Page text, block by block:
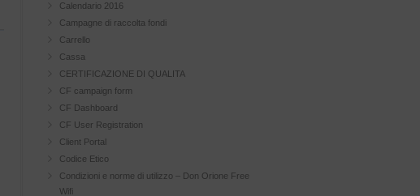
Calendario 2016
Campagne di raccolta fondi
Carrello
Cassa
CERTIFICAZIONE DI QUALITA
CF campaign form
CF Dashboard
CF User Registration
Client Portal
Codice Etico
Condizioni e norme di utilizzo – Don Orione Free
Wifi